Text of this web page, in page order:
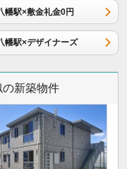
幡駅×敷金礼金0円
幡駅×デザイナーズ
新築物件